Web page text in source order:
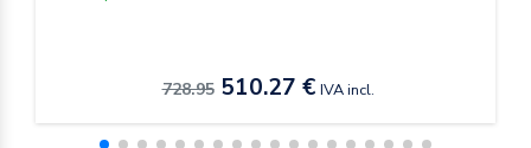
728.95510.27 € IVA incl.